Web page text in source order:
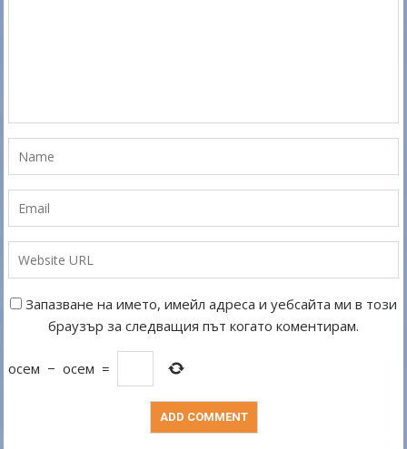
Запазване на името, имейл адреса и уебсайта ми в този
браузър за следващия път когато коментирам.
осем − осем =